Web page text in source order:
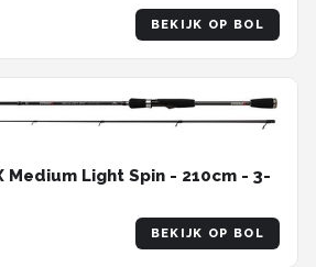
BEKIJK OP BOL
Medium Light Spin - 210cm - 3-
BEKIJK OP BOL